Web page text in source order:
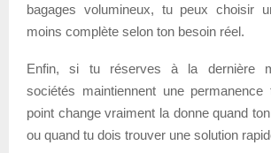
bagages volumineux, tu peux choisir
moins complète selon ton besoin réel.
Enfin, si tu réserves à la dernière
sociétés maintiennent une permanence
point change vraiment la donne quand
ou quand tu dois trouver une solution